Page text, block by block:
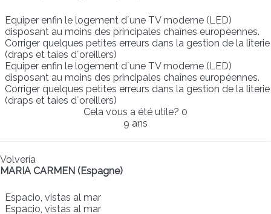
Equiper enfin le logement d´une TV moderne (LED)
disposant au moins des principales chaînes européennes.
Corriger quelques petites erreurs dans la gestion de la literie
(draps et taies d´oreillers)
Equiper enfin le logement d´une TV moderne (LED)
disposant au moins des principales chaînes européennes.
Corriger quelques petites erreurs dans la gestion de la literie
(draps et taies d´oreillers)
Cela vous a été utile? 0
9 ans
Volvería
MARIA CARMEN (Espagne)
Espacio, vistas al mar
Espacio, vistas al mar